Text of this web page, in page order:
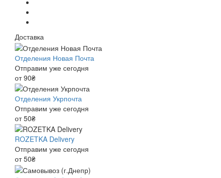
Доставка
Отделения Новая Почта
Отправим уже сегодня
от 90₴
Отделения Укрпочта
Отправим уже сегодня
от 50₴
ROZETKA Delivery
Отправим уже сегодня
от 50₴